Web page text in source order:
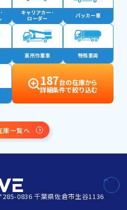
キャリアカー･
ローダー
パッカー車
高所作業車 特殊車両
187台の在庫から
詳細条件で絞り込む
庫一覧へ
285-0836 千葉県佐倉市生谷1136